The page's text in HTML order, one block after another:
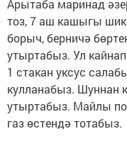
Арытаба маринад
тоз, 7 аш кашыгы
борыч, берничә
утыртабыз. Ул
1 стакан уксус
кулланабыз. Шуннан
утыртабыз. Майлы
газ өстендә тотабыз.